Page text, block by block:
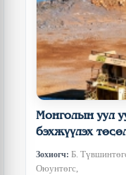
Монголын уул
бэхжүүлэх
Зохиогч: Б.
Оюунтөгс,